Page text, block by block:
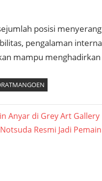
posisi
pengalaman
mampu
Anyar di Grey Art Gallery
Resmi Jadi